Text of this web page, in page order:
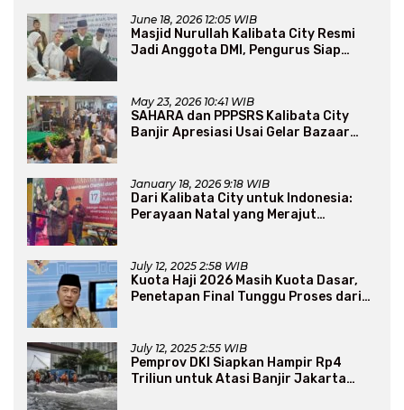
June 18, 2026 12:05 WIB
Masjid Nurullah Kalibata City Resmi
Jadi Anggota DMI, Pengurus Siap
May 23, 2026 10:41 WIB
SAHARA dan PPPSRS Kalibata City
Banjir Apresiasi Usai Gelar Bazaar
January 18, 2026 9:18 WIB
Dari Kalibata City untuk Indonesia:
Perayaan Natal yang Merajut
July 12, 2025 2:58 WIB
Kuota Haji 2026 Masih Kuota Dasar,
Penetapan Final Tunggu Proses dari
July 12, 2025 2:55 WIB
Pemprov DKI Siapkan Hampir Rp4
Triliun untuk Atasi Banjir Jakarta